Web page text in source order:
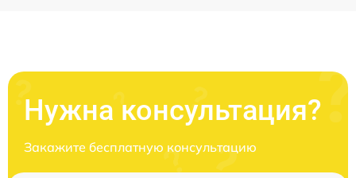
Нужна консультация?
Закажите бесплатную консультацию